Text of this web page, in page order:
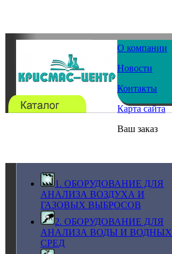
О компании
Новости
Контакты
Карта сайта
Ваш заказ
1. ОБОРУДОВАНИЕ ДЛЯ
АНАЛИЗА ВОЗДУХА И
ГАЗОВЫХ ВЫБРОСОВ
2. ОБОРУДОВАНИЕ ДЛЯ
АНАЛИЗА ВОДЫ И ВОДНЫХ
СРЕД